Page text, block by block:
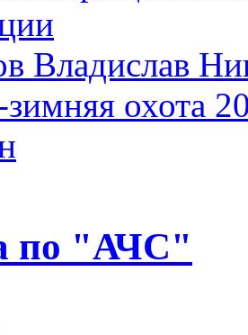
Владислав
охота
по "АЧС"